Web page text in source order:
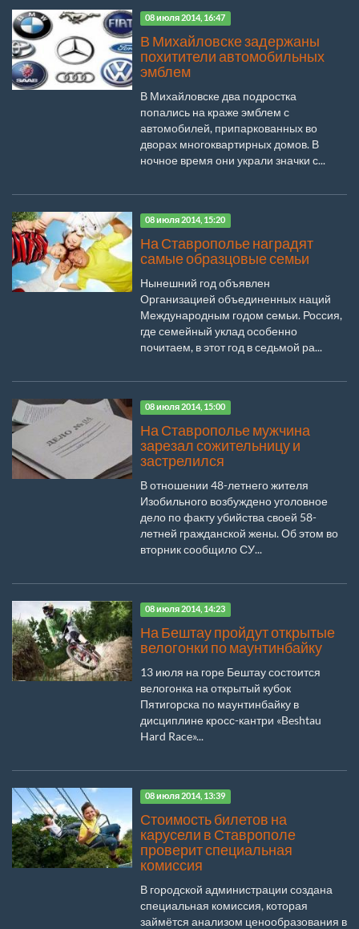
08 июля 2014, 16:47
В Михайловске задержаны
похитители автомобильных
эмблем
В Михайловске два подростка
попались на краже эмблем с
автомобилей, припаркованных во
дворах многоквартирных домов. В
ночное время они украли значки с...
08 июля 2014, 15:20
На Ставрополье наградят
самые образцовые семьи
Нынешний год объявлен
Организацией объединенных наций
Международным годом семьи. Россия,
где семейный уклад особенно
почитаем, в этот год в седьмой ра...
08 июля 2014, 15:00
На Ставрополье мужчина
зарезал сожительницу и
застрелился
В отношении 48-летнего жителя
Изобильного возбуждено уголовное
дело по факту убийства своей 58-
летней гражданской жены. Об этом во
вторник сообщило СУ...
08 июля 2014, 14:23
На Бештау пройдут открытые
велогонки по маунтинбайку
13 июля на горе Бештау состоится
велогонка на открытый кубок
Пятигорска по маунтинбайку в
дисциплине кросс-кантри «Beshtau
Hard Race»...
08 июля 2014, 13:39
Стоимость билетов на
карусели в Ставрополе
проверит специальная
комиссия
В городской администрации создана
специальная комиссия, которая
займётся анализом ценообразования в